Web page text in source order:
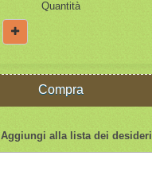
Quantità
Compra
Aggiungi alla lista dei desideri